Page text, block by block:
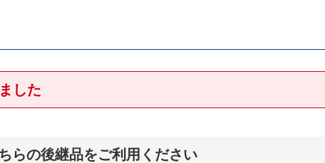
した
らの後継品をご利用ください